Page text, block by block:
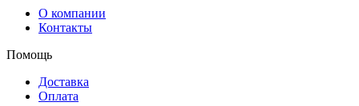
О компании
Контакты
Помощь
Доставка
Оплата